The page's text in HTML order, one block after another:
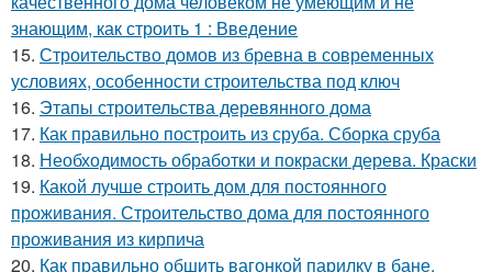
знающим, как строить 1 : Введение
15. Строительство домов из бревна в современных
условиях, особенности строительства под ключ
16. Этапы строительства деревянного дома
17. Как правильно построить из сруба. Сборка сруба
18. Необходимость обработки и покраски дерева. Краски
19. Какой лучше строить дом для постоянного
проживания. Строительство дома для постоянного
проживания из кирпича
20. Как правильно обшить вагонкой парилку в бане.